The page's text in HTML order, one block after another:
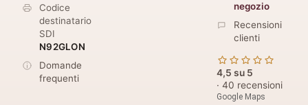
Codice
destinatario
SDI
N92GLON
Domande
frequenti
negozio
Recensioni
clienti
4,5 su 5
· 40 recensioni
Google Maps